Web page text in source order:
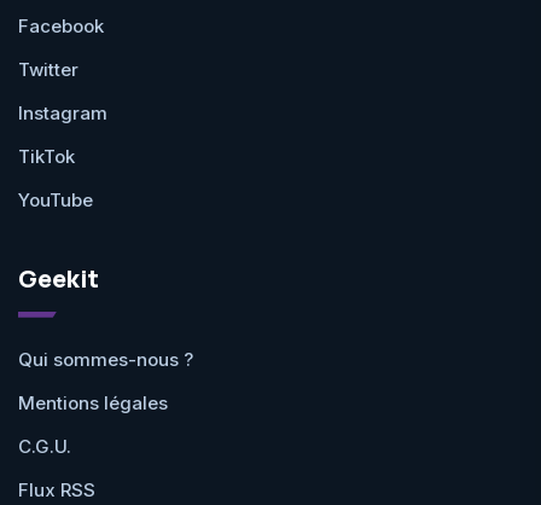
Facebook
Twitter
Instagram
TikTok
YouTube
Geekit
Qui sommes-nous ?
Mentions légales
C.G.U.
Flux RSS